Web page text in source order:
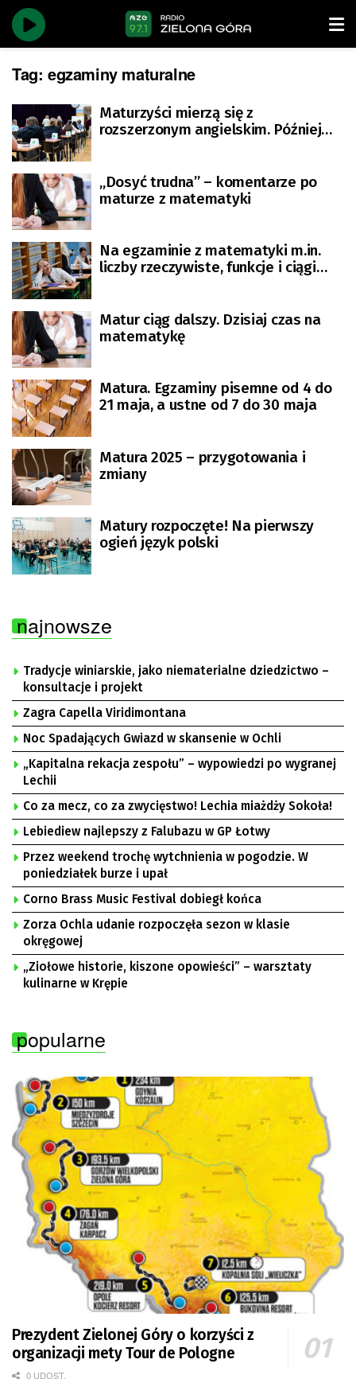
Tag: egzaminy maturalne
Maturzyści mierzą się z
rozszerzonym angielskim. Później
„Dosyć trudna” – komentarze po
maturze z matematyki
Na egzaminie z matematyki m.in.
liczby rzeczywiste, funkcje i ciągi
Matur ciąg dalszy. Dzisiaj czas na
matematykę
Matura. Egzaminy pisemne od 4 do
21 maja, a ustne od 7 do 30 maja
Matura 2025 – przygotowania i
zmiany
Matury rozpoczęte! Na pierwszy
ogień język polski
najnowsze
Tradycje winiarskie, jako niematerialne dziedzictwo –
konsultacje i projekt
Zagra Capella Viridimontana
Noc Spadających Gwiazd w skansenie w Ochli
„Kapitalna rekacja zespołu” – wypowiedzi po wygranej
Lechii
Co za mecz, co za zwycięstwo! Lechia miażdży Sokoła!
Lebiediew najlepszy z Falubazu w GP Łotwy
Przez weekend trochę wytchnienia w pogodzie. W
poniedziałek burze i upał
Corno Brass Music Festival dobiegł końca
Zorza Ochla udanie rozpoczęła sezon w klasie
okręgowej
„Ziołowe historie, kiszone opowieści” – warsztaty
kulinarne w Krępie
popularne
Prezydent Zielonej Góry o korzyści z
organizacji mety Tour de Pologne
0 UDOST.